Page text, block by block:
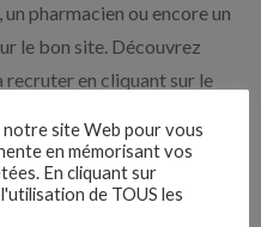
pharmacien ou encore un
le bon site. Découvrez
recruter en cliquant sur le
entreprises
notre site Web pour vous
en mémorisant vos
En cliquant sur
de TOUS les